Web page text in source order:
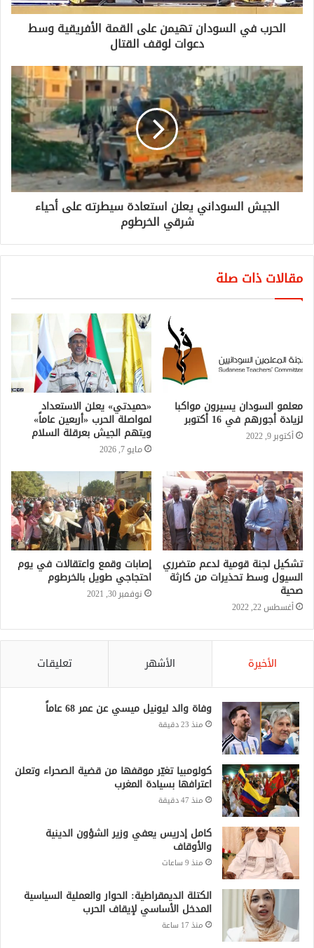
الحرب في السودان تهيمن على القمة الأفريقية وسط
دعوات لوقف القتال
الجيش السوداني يعلن استعادة سيطرته على أحياء
شرقي الخرطوم
مقالات ذات صلة
معلمو السودان يسيرون مواكبا
لزيادة أجورهم في 16 أكتوبر
أكتوبر 9, 2022
«حميدتي» يعلن الاستعداد
لمواصلة الحرب «أربعين عاماً»
ويتهم الجيش بعرقلة السلام
مايو 7, 2026
تشكيل لجنة قومية لدعم متضرري
السيول وسط تحذيرات من كارثة
صحية
أغسطس 22, 2022
إصابات وقمع واعتقالات في يوم
احتجاجي طويل بالخرطوم
نوفمبر 30, 2021
الأخيرة الأشهر تعليقات
وفاة والد ليونيل ميسي عن عمر 68 عاماً
منذ 23 دقيقة
كولومبيا تغيّر موقفها من قضية الصحراء وتعلن
اعترافها بسيادة المغرب
منذ 47 دقيقة
كامل إدريس يعفي وزير الشؤون الدينية
والأوقاف
منذ 9 ساعات
الكتلة الديمقراطية: الحوار والعملية السياسية
المدخل الأساسي لإيقاف الحرب
منذ 17 ساعة